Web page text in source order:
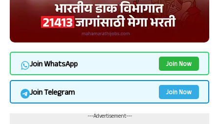
Join WhatsApp Join Now
Join Telegram Join Now
---Advertisement---